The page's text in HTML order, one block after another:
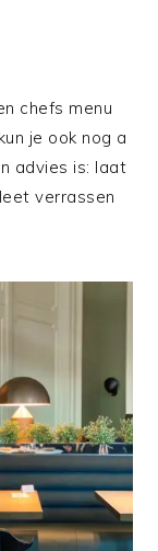
chefs menu
je ook nog a
advies is: laat
verrassen